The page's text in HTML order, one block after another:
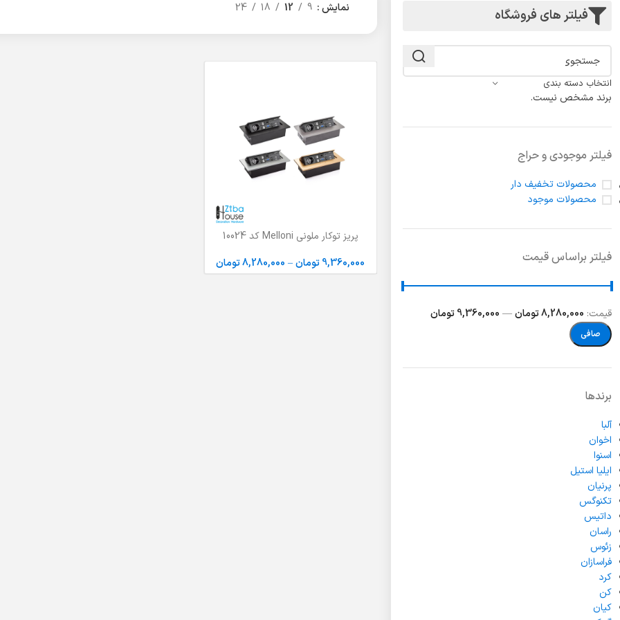
فیلتر های فروشگاه
انتخاب دسته بندی
برند مشخص نیست.
فیلتر موجودی و حراج
محصولات تخفیف دار
محصولات موجود
فیلتر براساس قیمت
صافی
قيمت: 8,280,000 تومان — 9,360,000 تومان
برندها
آلبا
اخوان
اسنوا
ایلیا استیل
پرنیان
تکنوگس
داتیس
راسان
زئوس
فراسازان
کرد
کن
کیان
نمایش 9
12
18
24
انتخاب گزینه ها
پریز توکار ملونی Melloni کد 10024
9,360,000تومان –
8,280,000تومان